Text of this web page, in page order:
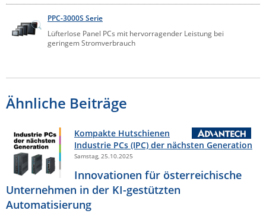
PPC-3000S Serie
Lüfterlose Panel PCs mit hervorragender Leistung bei
geringem Stromverbrauch
Ähnliche Beiträge
Kompakte Hutschienen
Industrie PCs (IPC) der nächsten Generation
Samstag, 25.10.2025
Innovationen für österreichische
Unternehmen in der KI-gestützten
Automatisierung